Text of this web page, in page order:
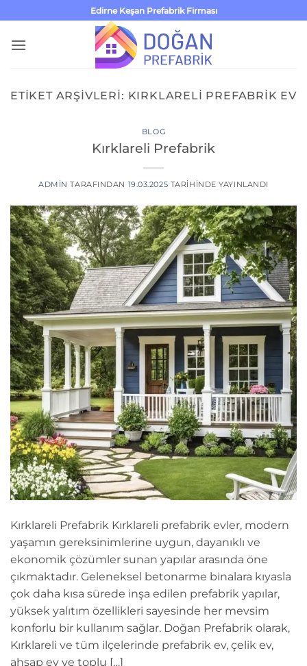
atla
Edirne Keşan Prefabrik Firması
ETIKET ARŞIVLERI: KIRKLARELI PREFABRIK EV
BLOG
Kırklareli Prefabrik
ADMIN TARAFINDAN 19.03.2025 TARIHINDE YAYINLANDI
Kırklareli Prefabrik Kırklareli prefabrik evler, modern
yaşamın gereksinimlerine uygun, dayanıklı ve
ekonomik çözümler sunan yapılar arasında öne
çıkmaktadır. Geleneksel betonarme binalara kıyasla
çok daha kısa sürede inşa edilen prefabrik yapılar,
yüksek yalıtım özellikleri sayesinde her mevsim
konforlu bir kullanım sağlar. Doğan Prefabrik olarak,
Kırklareli ve tüm ilçelerinde prefabrik ev, çelik ev,
ahşap ev ve toplu […]